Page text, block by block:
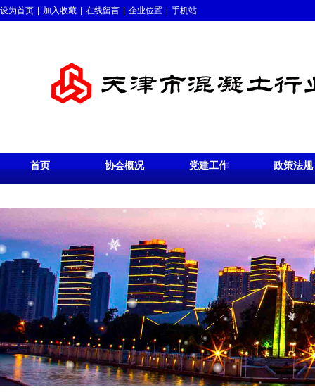
设为首页 加入收藏 在线留言 企业位置 手机站
首页 协会概况 党建工作 政策法规